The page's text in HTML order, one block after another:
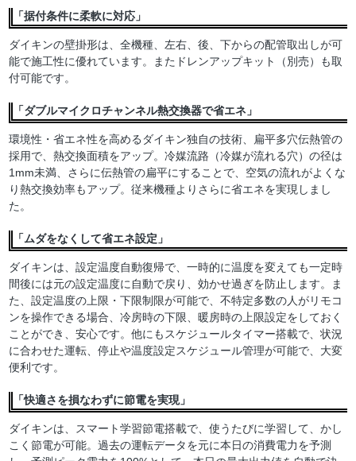
「据付条件に柔軟に対応」
ダイキンの壁掛形は、全機種、左右、後、下からの配管取出しが可
能で施工性に優れています。またドレンアップキット（別売）も取
付可能です。
「ダブルマイクロチャンネル熱交換器で省エネ」
環境性・省エネ性を高めるダイキン独自の技術、扁平多穴伝熱管の
採用で、熱交換面積をアップ。冷媒流路（冷媒が流れる穴）の径は
1mm未満、さらに伝熱管の扁平にすることで、空気の流れがよくな
り熱交換効率もアップ。従来機種よりさらに省エネを実現しまし
た。
「ムダをなくして省エネ設定」
ダイキンは、設定温度自動復帰で、一時的に温度を変えても一定時
間後には元の設定温度に自動で戻り、効かせ過ぎを防止します。ま
た、設定温度の上限・下限制限が可能で、不特定多数の人がリモコ
ンを操作できる場合、冷房時の下限、暖房時の上限設定をしておく
ことができ、安心です。他にもスケジュールタイマー搭載で、状況
に合わせた運転、停止や温度設定スケジュール管理が可能で、大変
便利です。
「快適さを損なわずに節電を実現」
ダイキンは、スマート学習節電搭載で、使うたびに学習して、かし
こく節電が可能。過去の運転データを元に本日の消費電力を予測